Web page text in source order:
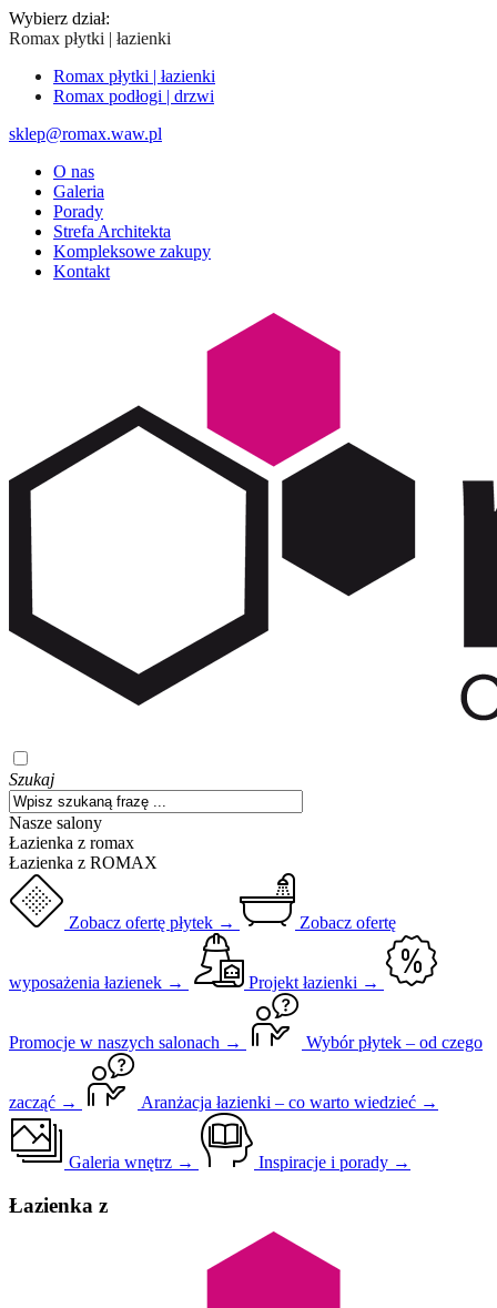
Wybierz dział:
Romax płytki | łazienki
Romax płytki | łazienki
Romax podłogi | drzwi
sklep@romax.waw.pl
O nas
Galeria
Porady
Strefa Architekta
Kompleksowe zakupy
Kontakt
Szukaj
Nasze salony
Łazienka z romax
Łazienka z ROMAX
Zobacz ofertę płytek → Zobacz ofertę
wyposażenia łazienek → Projekt łazienki →
Promocje w naszych salonach → Wybór płytek – od czego
zacząć → Aranżacja łazienki – co warto wiedzieć →
Galeria wnętrz → Inspiracje i porady →
Łazienka z